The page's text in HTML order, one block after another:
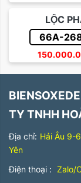
LỘC
66A-
TY TNHH
Địa chỉ: Hải Âu 9-
Yên
Điện thoại : Zalo/